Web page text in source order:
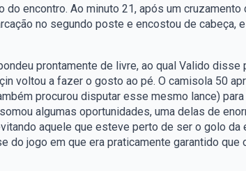
do encontro. Ao minuto 21, após um
no segundo poste e encostou de cabeça,
prontamente de livre, ao qual Valido
voltou a fazer o gosto ao pé. O camisola 50
procurou disputar esse mesmo lance)
algumas oportunidades, uma delas de
aquele que esteve perto de ser o golo da
do jogo em que era praticamente garantido que